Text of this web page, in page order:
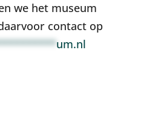
we het museum
contact op
um.nl